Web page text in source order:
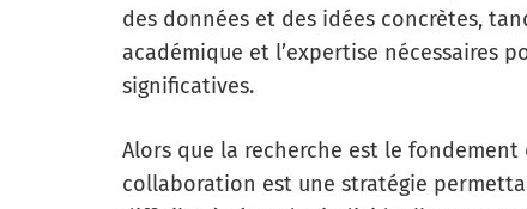
des données et des idées concrètes,
académique et l’expertise nécessaires
significatives.
Alors que la recherche est le
collaboration est une stratégie